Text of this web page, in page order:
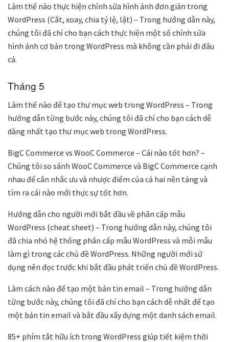
Làm thế nào thực hiện chỉnh sửa hình ảnh đơn giản trong
WordPress (Cắt, xoay, chia tỷ lệ, lật) – Trong hướng dẫn này,
chúng tôi đã chỉ cho bạn cách thực hiện một số chỉnh sửa
hình ảnh cơ bản trong WordPress mà không cần phải đi đâu
cả.
Tháng 5
Làm thế nào để tạo thư mục web trong WordPress – Trong
hướng dẫn từng bước này, chúng tôi đã chỉ cho bạn cách dễ
dàng nhất tạo thư mục web trong WordPress.
BigC Commerce vs WooC Commerce – Cái nào tốt hơn? –
Chúng tôi so sánh WooC Commerce và BigC Commerce cạnh
nhau để cân nhắc ưu và nhược điểm của cả hai nền tảng và
tìm ra cái nào mới thực sự tốt hơn.
Hướng dẫn cho người mới bắt đầu về phân cấp mẫu
WordPress (cheat sheet) – Trong hướng dẫn này, chúng tôi
đã chia nhỏ hệ thống phân cấp mẫu WordPress và mỗi mẫu
làm gì trong các chủ đề WordPress. Những người mới sử
dụng nên đọc trước khi bắt đầu phát triển chủ đề WordPress.
Làm cách nào để tạo một bản tin email – Trong hướng dẫn
từng bước này, chúng tôi đã chỉ cho bạn cách dễ nhất để tạo
một bản tin email và bắt đầu xây dựng một danh sách email.
85+ phím tắt hữu ích trong WordPress giúp tiết kiệm thời